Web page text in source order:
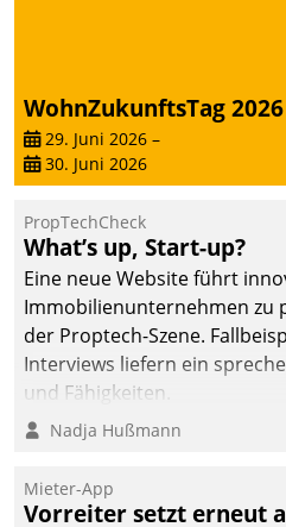
WohnZukunftsTag 2026
29. Juni 2026 –
30. Juni 2026
PropTechCheck
What’s up, Start-up?
Eine neue Website führt
Immobilienunternehmen zu
der Proptech-Szene.
Interviews liefern ein
und Fähigkeiten.
Nadja Hußmann
Mieter-App
Vorreiter setzt erneut